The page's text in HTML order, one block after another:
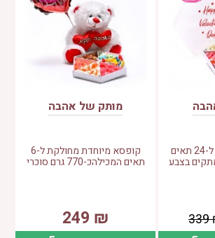
מגש מיוחד מחולק ל-24 תאים
בצבע
339
מותק של אהבה
קופסא מיוחדת מחולקת ל-6
תאים המכילהכ-770 גרם סוכרי
₪
249